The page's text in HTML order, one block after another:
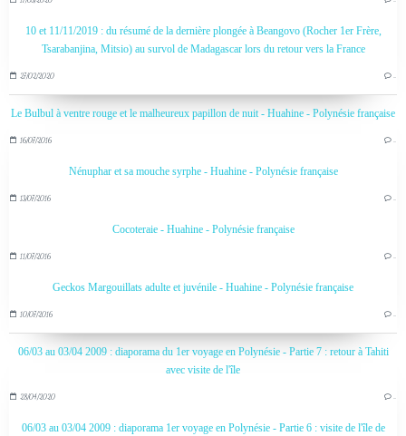
10 et 11/11/2019 : du résumé de la dernière plongée à Beangovo (Rocher 1er Frère,
Tsarabanjina, Mitsio) au survol de Madagascar lors du retour vers la France
27/02/2020 …
Le Bulbul à ventre rouge et le malheureux papillon de nuit - Huahine - Polynésie française
16/07/2016 …
Nénuphar et sa mouche syrphe - Huahine - Polynésie française
13/07/2016 …
Cocoteraie - Huahine - Polynésie française
11/07/2016 …
Geckos Margouillats adulte et juvénile - Huahine - Polynésie française
10/07/2016 …
06/03 au 03/04 2009 : diaporama du 1er voyage en Polynésie - Partie 7 : retour à Tahiti
avec visite de l'île
28/04/2020 …
06/03 au 03/04 2009 : diaporama 1er voyage en Polynésie - Partie 6 : visite de l'île de